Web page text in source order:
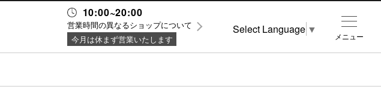
10:00~20:00
営業時間の異なるショップについて
今月は休まず営業いたします
メニュー
Select Language ▼